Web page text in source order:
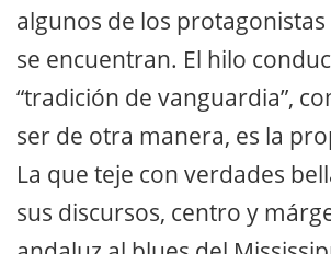
algunos de los protagonistas
se encuentran. El hilo
“tradición de vanguardia”,
ser de otra manera, es la
La que teje con verdades
sus discursos, centro y